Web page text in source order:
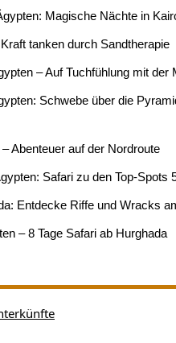
Magische Nächte in
tanken durch Sandtherapie
– Auf Tuchfühlung mit der
Schwebe über die
Abenteuer auf der Nordroute
Safari zu den Top-Spots
Entdecke Riffe und Wracks
– 8 Tage Safari ab Hurghada